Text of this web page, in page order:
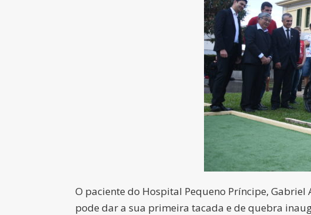
O paciente do Hospital Pequeno Príncipe,
pode dar a sua primeira tacada e de quebra